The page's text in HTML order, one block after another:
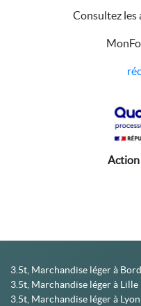
Consultez les
3.5t, Marchandise léger à
3.5t, Marchandise léger à Lille
3.5t, Marchandise léger à Lyon